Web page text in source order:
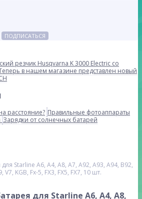
ПОДПИСАТЬСЯ
резчик Husqvarna K 3000 Electric со
в нашем магазине представлен новый
расстояние? Правильные фотоаппараты
Зарядки от солнечных батарей
Starline A6, A4, A8, A7, A92, A93, A94, B92,
V7, KGB, Fx-5, FX3, FX5, FX7, 10 шт.
для Starline A6, A4, A8,